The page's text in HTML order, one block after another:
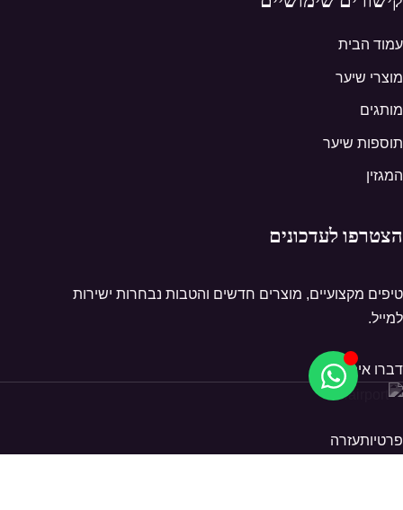
עמוד הבית
מוצרי שיער
מותגים
תוספות שיער
המגזין
הצטרפו לעדכונים
טיפים מקצועיים, מוצרים חדשים והטבות נבחרות ישירות
למייל.
דברו איתנו
פרטיותעזרה